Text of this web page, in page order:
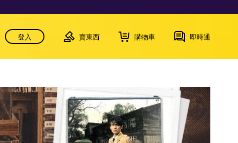
登入 賣東西 購物車 即時通